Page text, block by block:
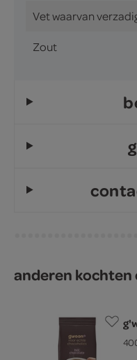
Vet waarvan
Zout
anderen kochten